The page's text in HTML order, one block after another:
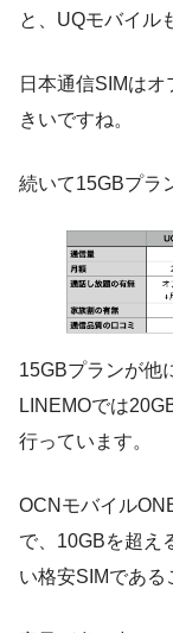
と、UQモバイル
日本通信SIMは
きいですね。
続いて15GBプラ
15GBプランが他
LINEMOでは
行っています。
OCNモバイル
で、10GBを超え
い格安SIMである